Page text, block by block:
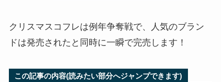
クリスマスコフレは例年争奪戦で、人気のブラン
ドは発売されたと同時に一瞬で完売します！
この記事の内容(読みたい部分へジャンプできます)